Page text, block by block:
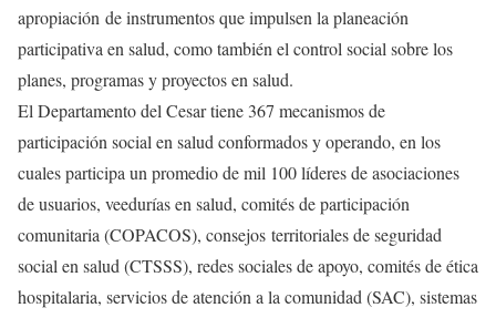
apropiación de instrumentos que impulsen la planeación
participativa en salud, como también el control social sobre los
planes, programas y proyectos en salud.
El Departamento del Cesar tiene 367 mecanismos de
participación social en salud conformados y operando, en los
cuales participa un promedio de mil 100 líderes de asociaciones
de usuarios, veedurías en salud, comités de participación
comunitaria (COPACOS), consejos territoriales de seguridad
social en salud (CTSSS), redes sociales de apoyo, comités de ética
hospitalaria, servicios de atención a la comunidad (SAC), sistemas